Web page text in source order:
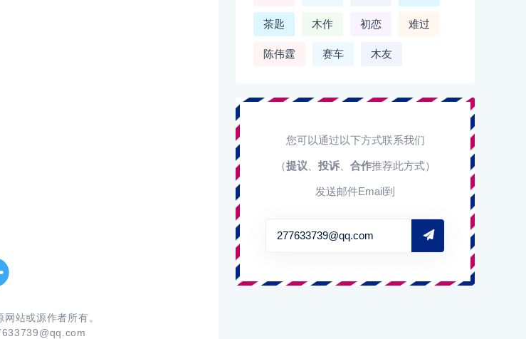
站或源作者所有。
茶匙 木作 初恋 难过
陈伟霆 赛车 木友
您可以通过以下方式联系我们
（提议 投诉、 合作推荐此方式）
发送邮件Email到
277633739@qq.com